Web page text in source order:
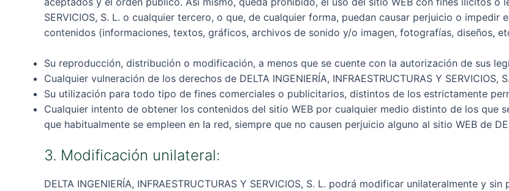
SERVICIOS, S. L. o cualquier tercero, o que, de cualquier forma, puedan causar perjuicio o
contenidos (informaciones, textos, gráficos, archivos de sonido y/o imagen, fotografías, diseños,
Su reproducción, distribución o modificación, a menos que se cuente con la autorización de sus
Cualquier vulneración de los derechos de DELTA INGENIERÍA, INFRAESTRUCTURAS Y
Su utilización para todo tipo de fines comerciales o publicitarios, distintos de los estrictamente
Cualquier intento de obtener los contenidos del sitio WEB por cualquier medio distinto de los que
que habitualmente se empleen en la red, siempre que no causen perjuicio alguno al sitio WEB de
3. Modificación unilateral:
DELTA INGENIERÍA, INFRAESTRUCTURAS Y SERVICIOS, S. L. podrá modificar unilateralmente y